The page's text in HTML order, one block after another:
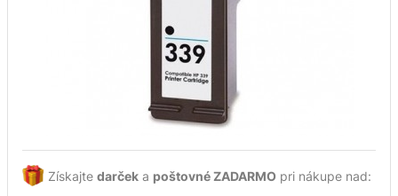
Získajte darček a poštovné ZADARMO pri nákupe nad: